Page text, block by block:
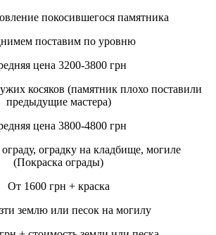
покосившегося памятника
поставим по уровню
цена 3200-3800 грн
косяков (памятник плохо поставили
предыдущие мастера)
цена 3800-4800 грн
оградку на кладбище, могиле
(Покраска ограды)
От 1600 грн + краска
землю или песок на могилу